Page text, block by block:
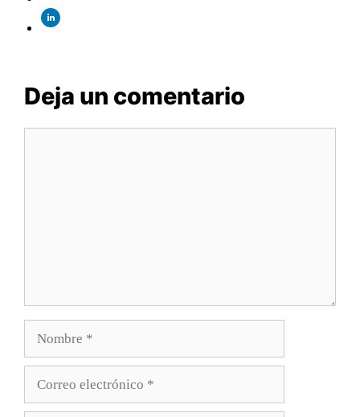
Deja un comentario
electrónico